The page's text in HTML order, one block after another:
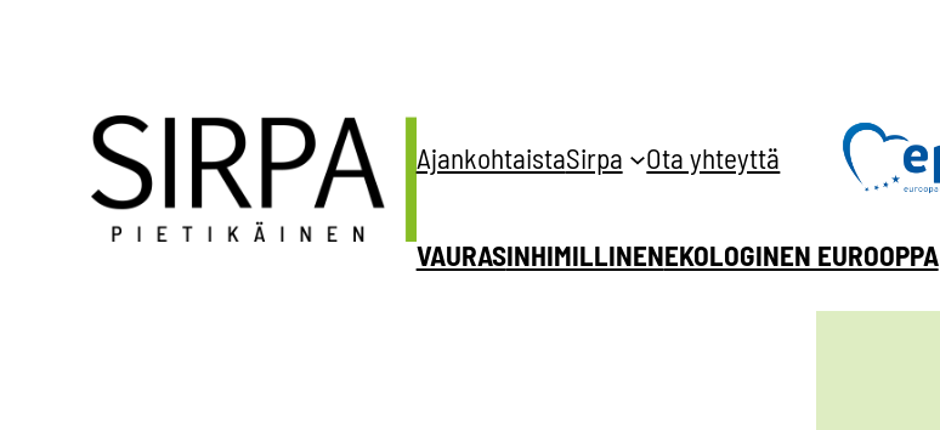
AjankohtaistaSirpa Ota yhteyttä
VAURASINHIMILLINENEKOLOGINEN EUROOPPA